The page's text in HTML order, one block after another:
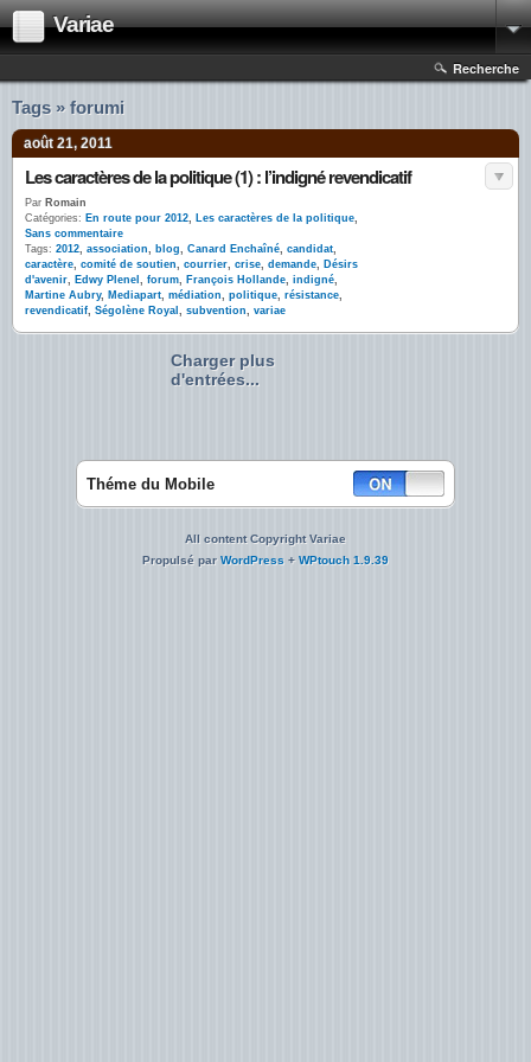
Variae
Recherche
Tags » forumi
août 21, 2011
Les caractères de la politique (1) : l’indigné revendicatif
Par Romain
Catégories: En route pour 2012, Les caractères de la politique,
Sans commentaire
Tags: 2012, association, blog, Canard Enchaîné, candidat,
caractère, comité de soutien, courrier, crise, demande, Désirs
d'avenir, Edwy Plenel , forum, François Hollande, indigné,
Martine Aubry, Mediapart, médiation, politique, résistance,
revendicatif, Ségolène Royal , subvention, variae
Charger plus
d'entrées...
Théme du Mobile
All content Copyright Variae
Propulsé parWordPress + WPtouch 1.9.39